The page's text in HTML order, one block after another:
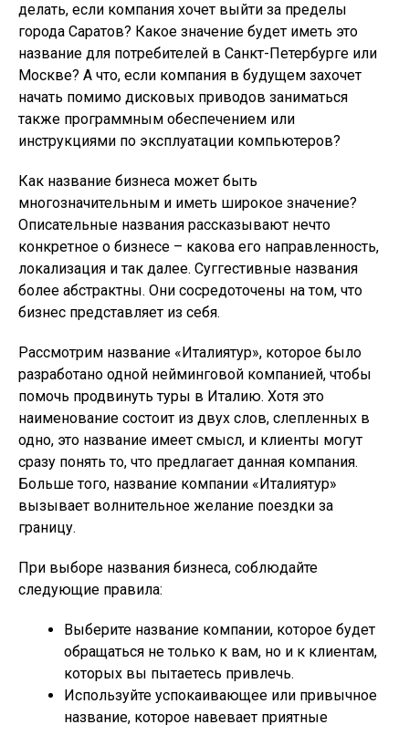
делать, если компания хочет выйти за пределы
города Саратов? Какое значение будет иметь это
название для потребителей в Санкт-Петербурге или
Москве? А что, если компания в будущем захочет
начать помимо дисковых приводов заниматься
также программным обеспечением или
инструкциями по эксплуатации компьютеров?
Как название бизнеса может быть
многозначительным и иметь широкое значение?
Описательные названия рассказывают нечто
конкретное о бизнесе – какова его направленность,
локализация и так далее. Суггестивные названия
более абстрактны. Они сосредоточены на том, что
бизнес представляет из себя.
Рассмотрим название «Италиятур», которое было
разработано одной нейминговой компанией, чтобы
помочь продвинуть туры в Италию. Хотя это
наименование состоит из двух слов, слепленных в
одно, это название имеет смысл, и клиенты могут
сразу понять то, что предлагает данная компания.
Больше того, название компании «Италиятур»
вызывает волнительное желание поездки за
границу.
При выборе названия бизнеса, соблюдайте
следующие правила:
Выберите название компании, которое будет
обращаться не только к вам, но и к клиентам,
которых вы пытаетесь привлечь.
Используйте успокаивающее или привычное
название, которое навевает приятные